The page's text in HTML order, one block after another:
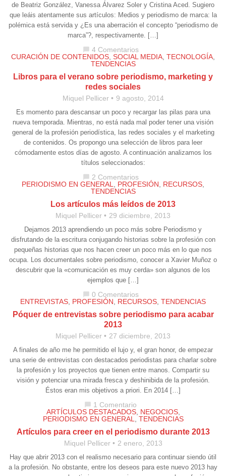
de Beatriz González, Vanessa Álvarez Soler y Cristina Aced. Sugiero
que leáis atentamente sus artículos: Medios y periodismo de marca: la
polémica está servida y ¿Es una aberración el concepto “periodismo de
marca”?, respectivamente. […]
4 Comentarios
CURACIÓN DE CONTENIDOS SOCIAL MEDIA TECNOLOGÍA
TENDENCIAS
Libros para el verano sobre periodismo, marketing y
redes sociales
Miquel Pellicer 9 agosto, 2014
Es momento para descansar un poco y recargar las pilas para una
nueva temporada. Mientras, no está nada mal poder tener una visión
general de la profesión periodística, las redes sociales y el marketing
de contenidos. Os propongo una selección de libros para leer
cómodamente estos días de agosto. A continuación analizamos los
títulos seleccionados:
2 Comentarios
PERIODISMO EN GENERAL
PROFESIÓN RECURSOS
TENDENCIAS
Los artículos más leídos de 2013
Miquel Pellicer 29 diciembre, 2013
Dejamos 2013 aprendiendo un poco más sobre Periodismo y
disfrutando de la escritura conjugando historias sobre la profesión con
pequeñas historias que nos hacen creer un poco más en lo que nos
ocupa. Los documentales sobre periodismo, conocer a Xavier Muñoz o
descubrir que la «comunicación es muy cerda» son algunos de los
ejemplos que […]
0 Comentarios
ENTREVISTAS PROFESIÓN RECURSOS TENDENCIAS
Póquer de entrevistas sobre periodismo para acabar
2013
Miquel Pellicer 27 diciembre, 2013
A finales de año me he permitido el lujo y, el gran honor, de empezar
una serie de entrevistas con destacados periodistas para charlar sobre
la profesión y los proyectos que tienen entre manos. Compartir su
visión y potenciar una mirada fresca y deshinibida de la profesión.
Éstos eran mis objetivos a priori. En 2014 […]
1 Comentario
ARTÍCULOS DESTACADOS, NEGOCIOS,
PERIODISMO EN GENERAL
TENDENCIAS
Artículos para creer en el periodismo durante 2013
Miquel Pellicer 2 enero, 2013
Hay que abrir 2013 con el realismo necesario para continuar siendo útil
a la profesión. No obstante, entre los deseos para este nuevo 2013 hay